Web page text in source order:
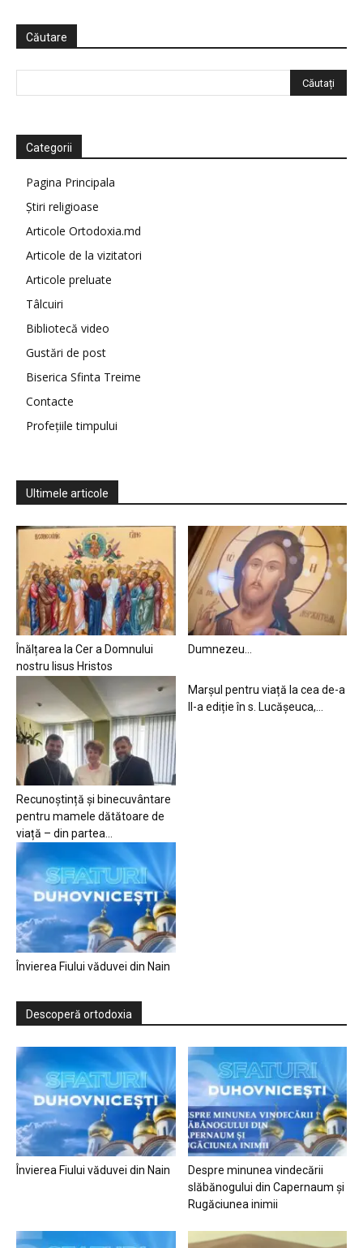
Căutare
Categorii
Pagina Principala
Știri religioase
Articole Ortodoxia.md
Articole de la vizitatori
Articole preluate
Tâlcuiri
Bibliotecă video
Gustări de post
Biserica Sfinta Treime
Contacte
Profețiile timpului
Ultimele articole
Înălțarea la Cer a Domnului
nostru Iisus Hristos
Dumnezeu…
Recunoștință și binecuvântare
pentru mamele dătătoare de
viață – din partea...
Marșul pentru viață la cea de-a
II-a ediție în s. Lucășeuca,...
Învierea Fiului văduvei din Nain
Descoperă ortodoxia
Învierea Fiului văduvei din Nain
Despre minunea vindecării
slăbănogului din Capernaum și
Rugăciunea inimii